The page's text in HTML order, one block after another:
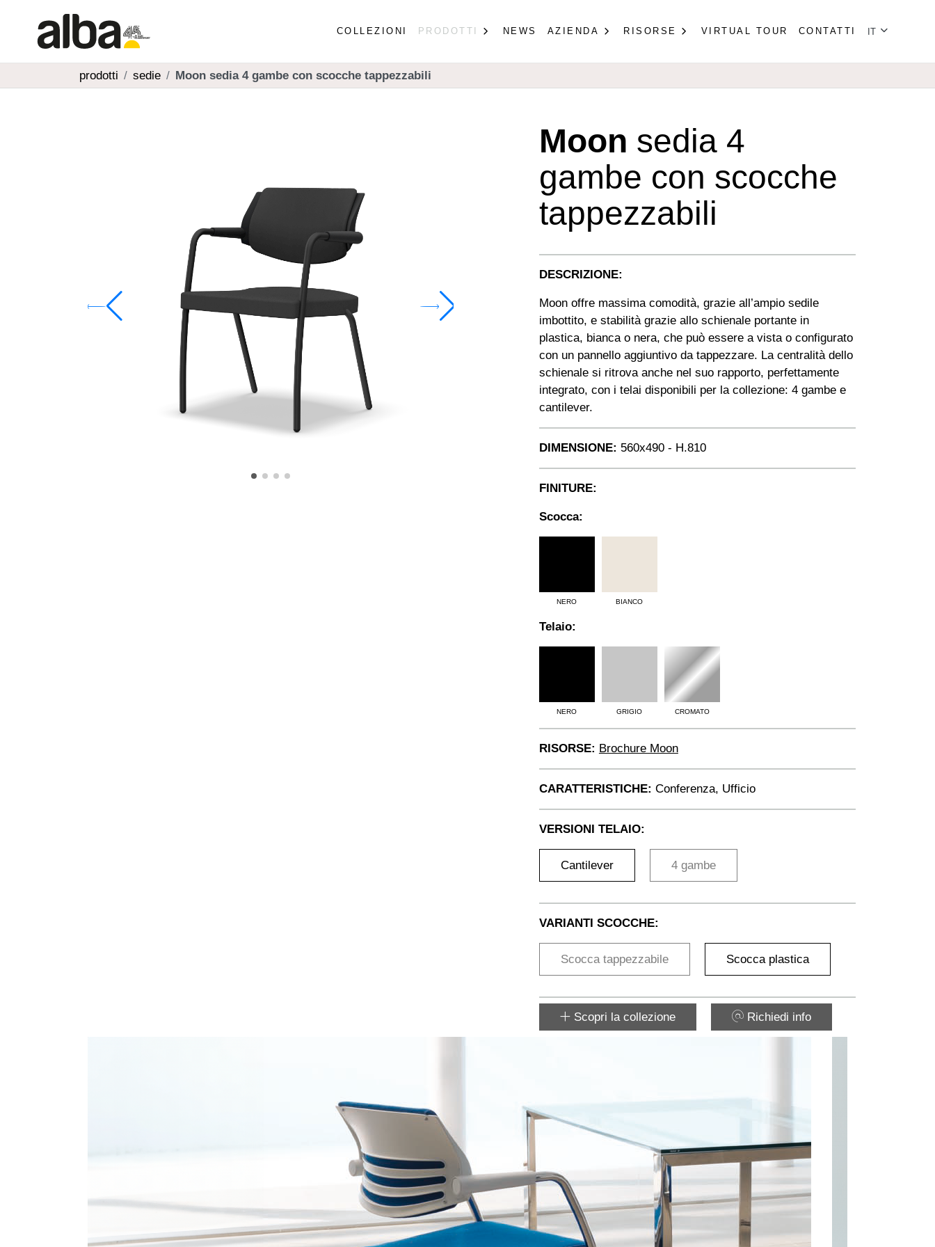
COLLEZIONI PRODOTTI NEWS AZIENDA RISORSE VIRTUAL TOUR CONTATTI Seleziona la
IT
prodotti sedie Moon sedia 4 gambe con scocche tappezzabili
Moon sedia 4
gambe con scocche
tappezzabili
DESCRIZIONE:
Moon offre massima comodità, grazie all’ampio sedile
imbottito, e stabilità grazie allo schienale portante in
plastica, bianca o nera, che può essere a vista o configurato
con un pannello aggiuntivo da tappezzare. La centralità dello
schienale si ritrova anche nel suo rapporto, perfettamente
integrato, con i telai disponibili per la collezione: 4 gambe e
cantilever.
DIMENSIONE: 560x490 - H.810
FINITURE:
Scocca:
NERO BIANCO
Telaio:
NERO GRIGIO CROMATO
RISORSE: Brochure Moon
CARATTERISTICHE: Conferenza, Ufficio
VERSIONI TELAIO:
Cantilever 4 gambe
VARIANTI SCOCCHE:
Scocca tappezzabile Scocca plastica
Scopri la collezione Richiedi info